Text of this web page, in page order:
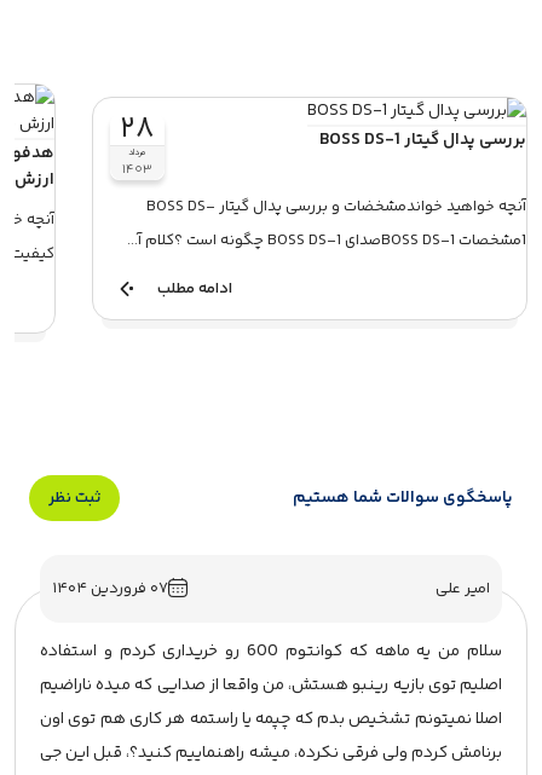
۲۸
مرداد
۱۴۰۳
بررسی پدال گیتار BOSS DS-1
آنچه خواهید خواندمشخضات و بررسی پدال گیتار BOSS DS-
1مشخصات BOSS DS-1صدای BOSS DS-1 چگونه است ؟کلام آ...
ادامه مطلب
ارزش
آنچه
کیفیت
پاسخگوی سوالات شما هستیم ثبت نظر
امیر علی ۰۷ فروردین ۱۴۰۴
سلام من یه ماهه که کوانتوم 600 رو خریداری کردم و استفاده
اصلیم توی بازیه رینبو هستش، من واقعا از صدایی که میده ناراضیم
اصلا نمیتونم تشخیص بدم که چپمه یا راستمه هر کاری هم توی اون
برنامش کردم ولی فرقی نکرده، میشه راهنماییم کنید؟، قبل این جی